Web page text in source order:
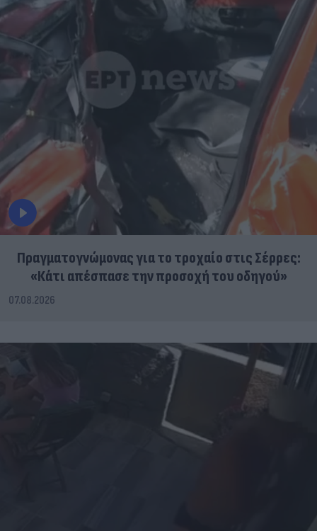
Πραγματογνώμονας για το τροχαίο στις Σέρρες:
«Κάτι απέσπασε την προσοχή του οδηγού»
07.08.2026